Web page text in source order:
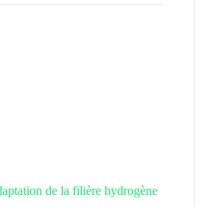
de la filière hydrogène